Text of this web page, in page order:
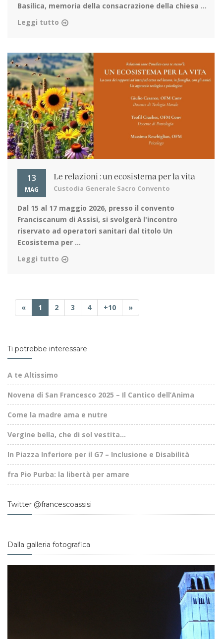
Basilica, memoria della consacrazione della chiesa ...
Leggi tutto
13
MAG
Le relazioni : un ecosistema per la vita
Custodia Generale Sacro Convento
Dal 15 al 17 maggio 2026, presso il convento
Franciscanum di Assisi, si svolgerà l'incontro
riservato ad operatori sanitari dal titolo Un
Ecosistema per ...
Leggi tutto
« 1 2 3 4 +10 »
Ti potrebbe interessare
A te Altissimo
Novena di San Francesco 2025 – Il Cantico dell’Anima
Come la madre ama e nutre
Vergine bella, che di sol vestita...
In Piazza Inferiore per il G7 – Inclusione e Disabilità
fra Pio Purba: la libertà per amare
Twitter @francescoassisi
Dalla galleria fotografica